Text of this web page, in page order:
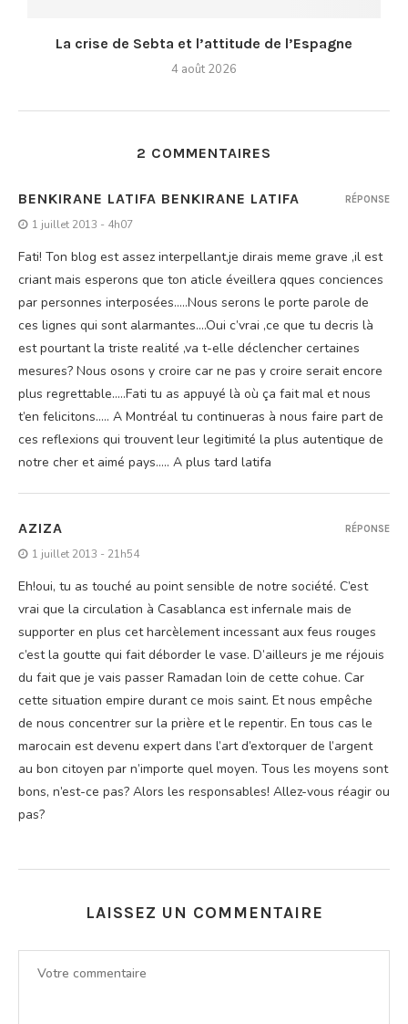
La crise de Sebta et l’attitude de l’Espagne
4 août 2026
2 COMMENTAIRES
BENKIRANE LATIFA BENKIRANE LATIFA
1 juillet 2013 - 4h07
Fati! Ton blog est assez interpellant,je dirais meme grave ,il est
criant mais esperons que ton aticle éveillera qques conciences
par personnes interposées…..Nous serons le porte parole de
ces lignes qui sont alarmantes….Oui c’vrai ,ce que tu decris là
est pourtant la triste realité ,va t-elle déclencher certaines
mesures? Nous osons y croire car ne pas y croire serait encore
plus regrettable…..Fati tu as appuyé là où ça fait mal et nous
t’en felicitons….. A Montréal tu continueras à nous faire part de
ces reflexions qui trouvent leur legitimité la plus autentique de
notre cher et aimé pays….. A plus tard latifa
RÉPONSE
AZIZA
1 juillet 2013 - 21h54
Eh!oui, tu as touché au point sensible de notre société. C’est
vrai que la circulation à Casablanca est infernale mais de
supporter en plus cet harcèlement incessant aux feus rouges
c’est la goutte qui fait déborder le vase. D’ailleurs je me réjouis
du fait que je vais passer Ramadan loin de cette cohue. Car
cette situation empire durant ce mois saint. Et nous empêche
de nous concentrer sur la prière et le repentir. En tous cas le
marocain est devenu expert dans l’art d’extorquer de l’argent
au bon citoyen par n’importe quel moyen. Tous les moyens sont
bons, n’est-ce pas? Alors les responsables! Allez-vous réagir ou
pas?
RÉPONSE
LAISSEZ UN COMMENTAIRE